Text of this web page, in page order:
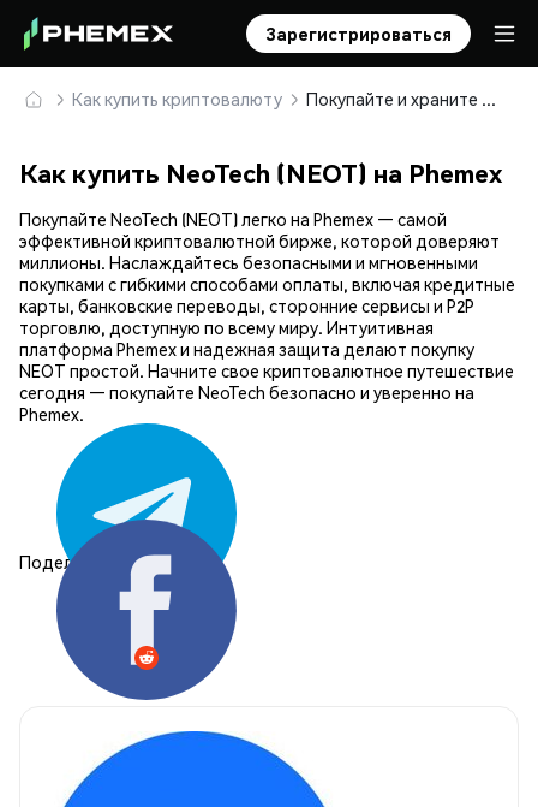
Зарегистрироваться
Как купить криптовалюту Покупайте и храните NeoTech (NEOT) безопасно
Как купить NeoTech (NEOT) на Phemex
Покупайте NeoTech (NEOT) легко на Phemex — самой
эффективной криптовалютной бирже, которой доверяют
миллионы. Наслаждайтесь безопасными и мгновенными
покупками с гибкими способами оплаты, включая кредитные
карты, банковские переводы, сторонние сервисы и P2P
торговлю, доступную по всему миру. Интуитивная
платформа Phemex и надежная защита делают покупку
NEOT простой. Начните свое криптовалютное путешествие
сегодня — покупайте NeoTech безопасно и уверенно на
Phemex.
Поделиться: